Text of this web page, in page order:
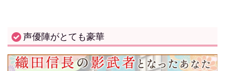
声優陣がとても豪華